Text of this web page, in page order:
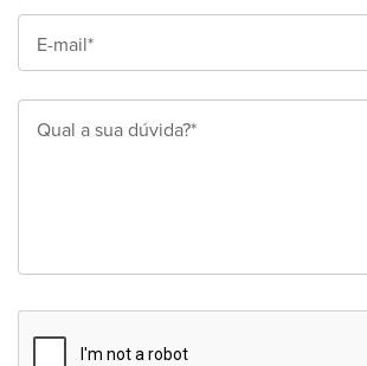
E-mail*
Qual a sua dúvida?*